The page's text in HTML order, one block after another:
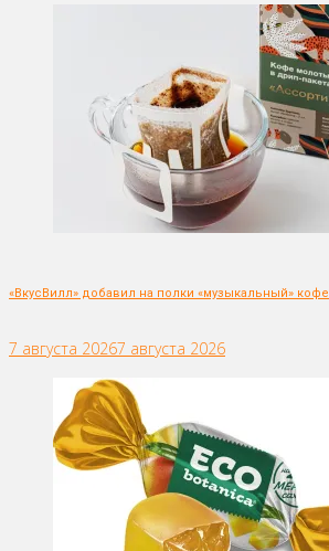
«ВкусВилл» добавил на полки «музыкальный» кофе
7 августа 20267 августа 2026